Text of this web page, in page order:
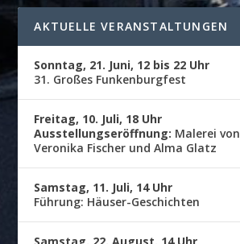
AKTUELLE VERANSTALTUNGEN
Sonntag, 21. Juni, 12 bis 22 Uhr
31. Großes Funkenburgfest
Freitag, 10. Juli, 18 Uhr
Ausstellungseröffnung: Malerei von
Veronika Fischer und Alma Glatz
Samstag, 11. Juli, 14 Uhr
Führung: Häuser-Geschichten